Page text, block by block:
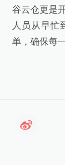
谷云仓更是
人员从早忙
单，确保每